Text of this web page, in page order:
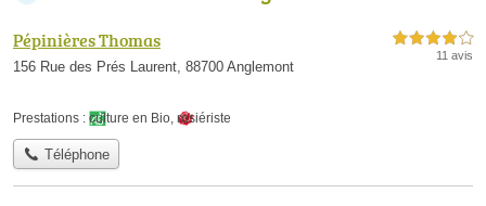
Pépinières Thomas
156 Rue des Prés Laurent, 88700 Anglemont
4,0 étoiles sur 5
11 avis
Prestations : culture en Bio rosiériste
Téléphone